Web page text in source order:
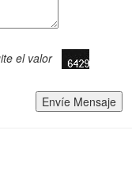
el valor
Envíe Mensaje